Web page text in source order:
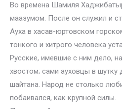
Во времена Шамиля
маазумом. После он служил и
Ауха в хасав-юртовском
тонкого и хитрого человека
Русские, имевшие с ним дело,
хвостом; сами ауховцы в шутку
шайтана. Народ не столько
побаивался, как крупной силы.